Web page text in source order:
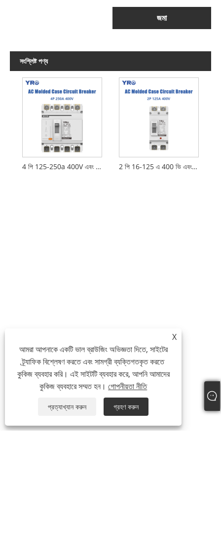
জমা
সংশ্লিষ্ট পণ্য
4 পি 125-250a 400V এবং এমসিসিবি 2 পি 16-125 এ 400 ভি এবং এমসিসিবি
X
আমরা আপনাকে একটি ভাল ব্রাউজিং অভিজ্ঞতা দিতে, সাইটের
ট্র্যাফিক বিশ্লেষণ করতে এবং সামগ্রী ব্যক্তিগতকৃত করতে
কুকিজ ব্যবহার করি। এই সাইটটি ব্যবহার করে, আপনি আমাদের
কুকিজ ব্যবহারে সম্মত হন।গোপনীয়তা নীতি
প্রত্যাখ্যান করুন গ্রহণ করুন